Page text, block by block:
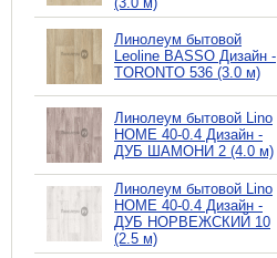
Линолеум бытовой
Leoline BASSO Дизайн -
TORONTO 536 (3.0 м)
Линолеум бытовой Lino
HOME 40-0.4 Дизайн -
ДУБ ШАМОНИ 2 (4.0 м)
Линолеум бытовой Lino
HOME 40-0.4 Дизайн -
ДУБ НОРВЕЖСКИЙ 10
(2.5 м)